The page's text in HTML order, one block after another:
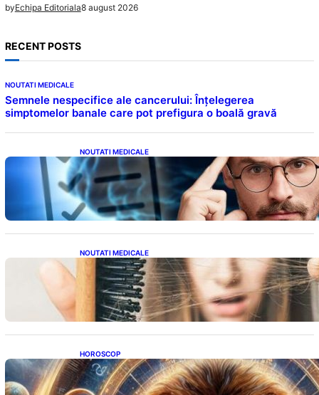
byEchipa Editoriala8 august 2026
RECENT POSTS
NOUTATI MEDICALE
Semnele nespecifice ale cancerului: Înțelegerea
simptomelor banale care pot prefigura o boală gravă
NOUTATI MEDICALE
Inteligența dincolo de note: Semnele unui IQ
ridicat care nu țin de școală
NOUTATI MEDICALE
Semnele unei deficiențe de proteine:
Impactul asupra sănătății tale
HOROSCOP
Portalul Leului 8/8: Oportunități de
Abundență pentru Cinci Zodii în 2026